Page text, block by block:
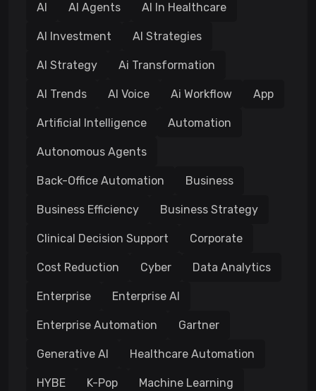
AI AI Agents AI In Healthcare
AI Investment AI Strategies
AI Strategy Ai Transformation
AI Trends AI Voice Ai Workflow App
Artificial Intelligence Automation
Autonomous Agents
Back-Office Automation Business
Business Efficiency Business Strategy
Clinical Decision Support Corporate
Cost Reduction Cyber Data Analytics
Enterprise Enterprise AI
Enterprise Automation Gartner
Generative AI Healthcare Automation
HYBE K-Pop Machine Learning